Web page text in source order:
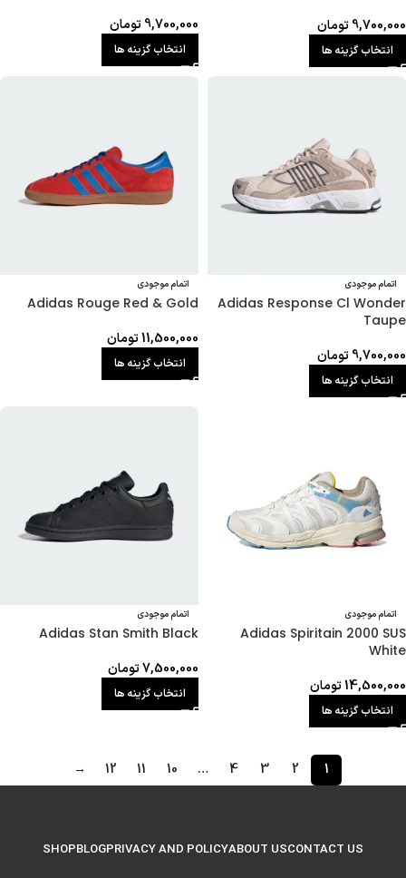
9,700,000تومان
انتخاب گزینه ها
9,700,000تومان
انتخاب گزینه ها
اتمام موجودی
Adidas Response Cl Wonder
Taupe
9,700,000تومان
انتخاب گزینه ها
اتمام موجودی
Adidas Rouge Red & Gold
11,500,000تومان
انتخاب گزینه ها
اتمام موجودی
Adidas Spiritain 2000 SUS
White
14,500,000تومان
انتخاب گزینه ها
اتمام موجودی
Adidas Stan Smith Black
7,500,000تومان
انتخاب گزینه ها
1
2
3
4
…
10
11
12
→
CONTACT US
ABOUT US
PRIVACY AND POLICY
BLOG
SHOP